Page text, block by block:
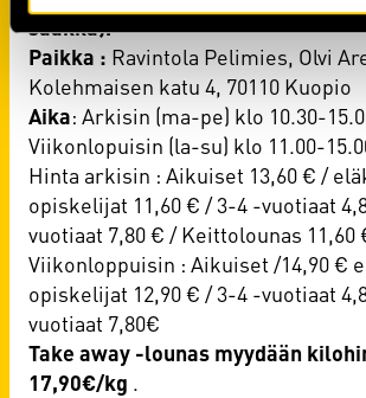
saakka).
​Paikka : Ravintola Pelimies, Olvi
Kolehmaisen katu 4, 70110 Kuopio
Aika: Arkisin (ma-pe) klo 10.30-
Viikonlopuisin (la-su) klo 11.00-
Hinta arkisin : Aikuiset 13,60 € /
opiskelijat 11,60 € / 3-4 -vuotiaat
vuotiaat 7,80 € / Keittolounas 11,60
Viikonloppuisin : Aikuiset /14,90 €
opiskelijat 12,90 € / 3-4 -vuotiaat
vuotiaat 7,80€
Take away -lounas myydään
17,90€/kg .